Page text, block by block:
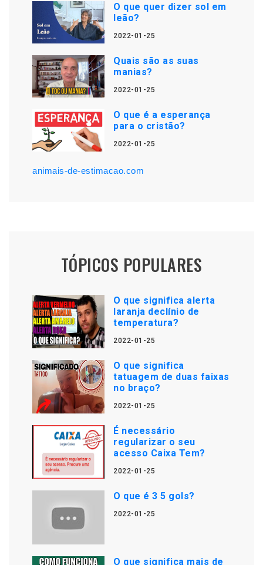
O que quer dizer sol em
leão?
2022-01-25
Quais são as suas
manias?
2022-01-25
O que é a esperança
para o cristão?
2022-01-25
animais-de-estimacao.com
TÓPICOS POPULARES
O que significa alerta
laranja declínio de
temperatura?
2022-01-25
O que significa
tatuagem de duas faixas
no braço?
2022-01-25
É necessário
regularizar o seu
acesso Caixa Tem?
2022-01-25
O que é 3 5 gols?
2022-01-25
O que significa mais de